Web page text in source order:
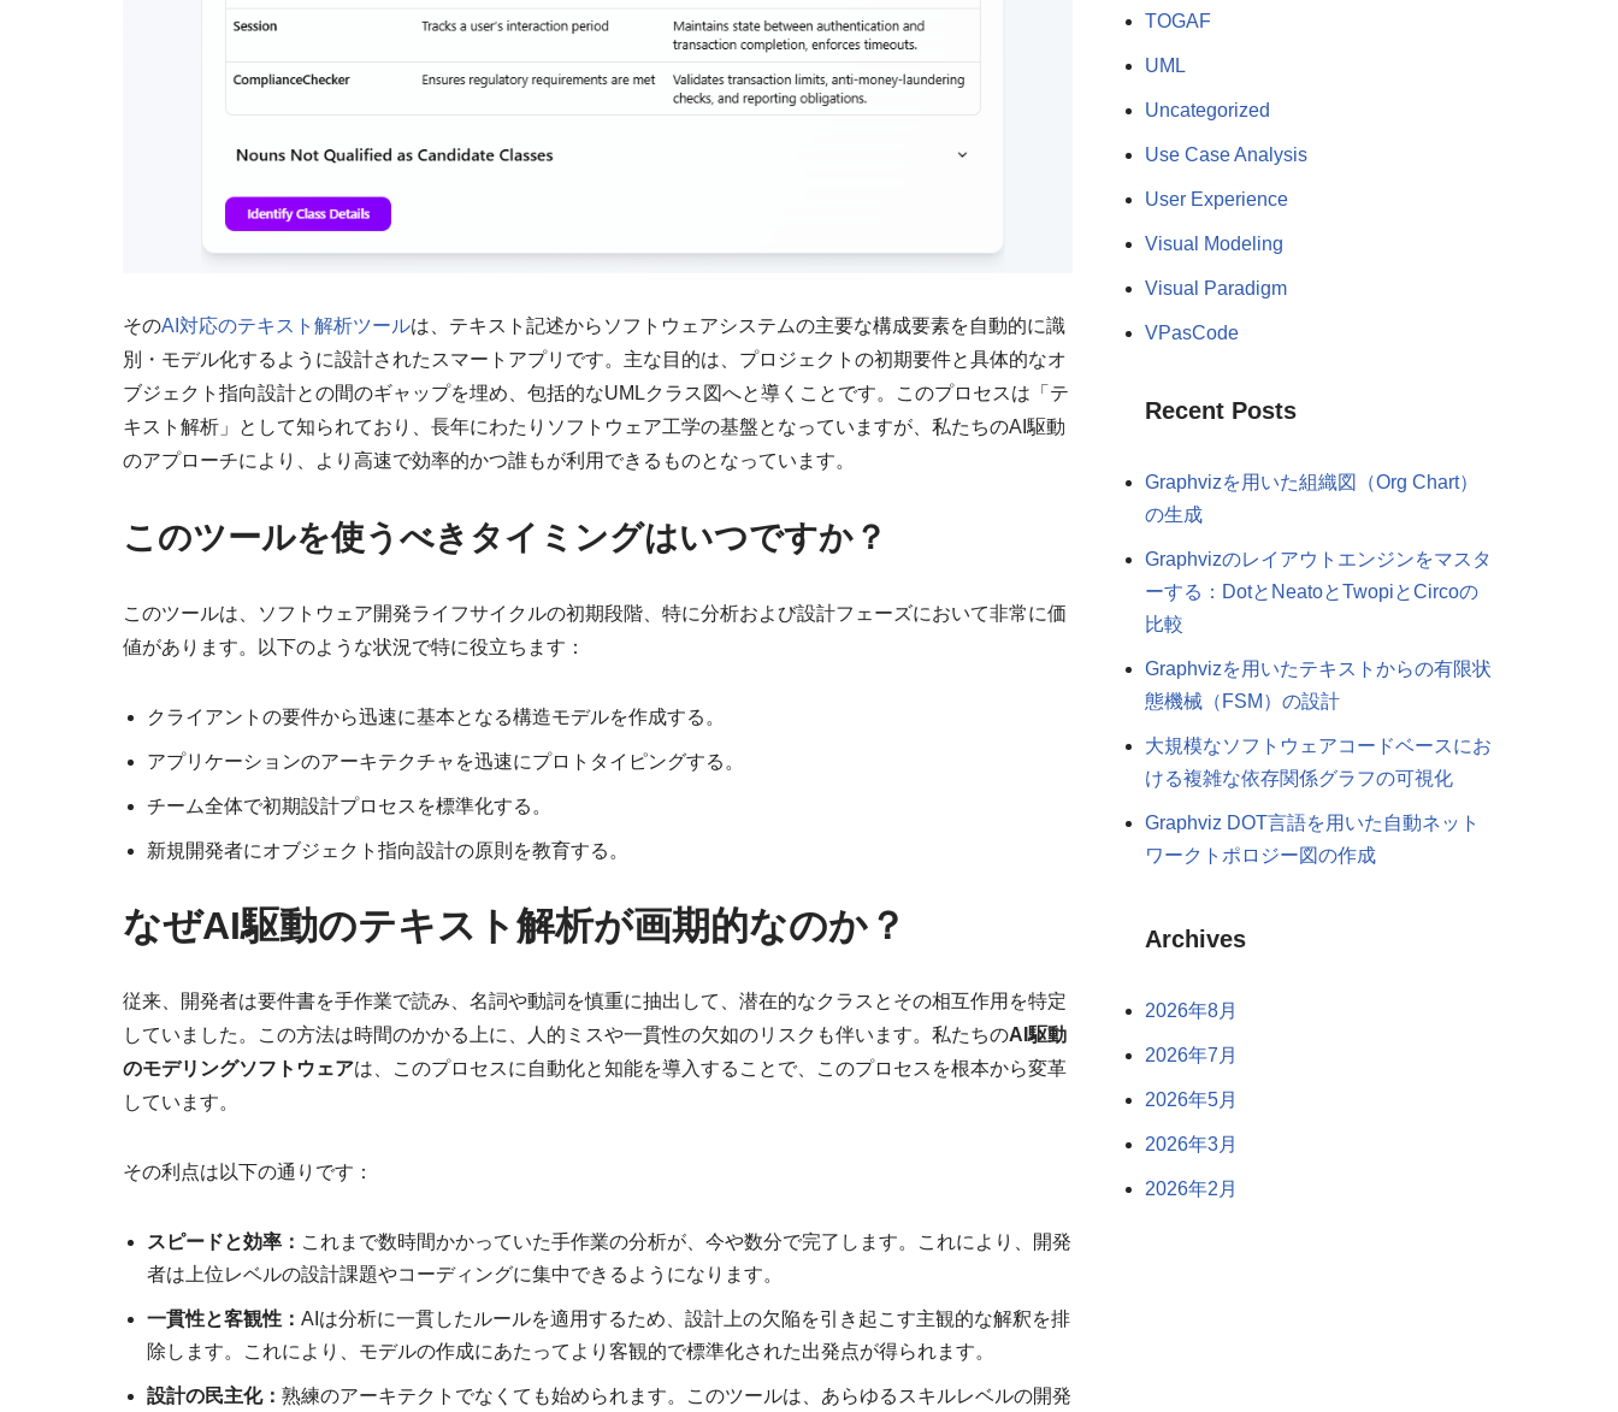
そのAI対応のテキスト解析ツールは、テキスト記述からソフトウェアシステムの主要な構成要素を自動的に識
別・モデル化するように設計されたスマートアプリです。主な目的は、プロジェクトの初期要件と具体的なオ
ブジェクト指向設計との間のギャップを埋め、包括的なUMLクラス図へと導くことです。このプロセスは「テ
キスト解析」として知られており、長年にわたりソフトウェア工学の基盤となっていますが、私たちのAI駆動
のアプローチにより、より高速で効率的かつ誰もが利用できるものとなっています。
このツールを使うべきタイミングはいつですか？
このツールは、ソフトウェア開発ライフサイクルの初期段階、特に分析および設計フェーズにおいて非常に価
値があります。以下のような状況で特に役立ちます：
クライアントの要件から迅速に基本となる構造モデルを作成する。
アプリケーションのアーキテクチャを迅速にプロトタイピングする。
チーム全体で初期設計プロセスを標準化する。
新規開発者にオブジェクト指向設計の原則を教育する。
なぜAI駆動のテキスト解析が画期的なのか？
従来、開発者は要件書を手作業で読み、名詞や動詞を慎重に抽出して、潜在的なクラスとその相互作用を特定
していました。この方法は時間のかかる上に、人的ミスや一貫性の欠如のリスクも伴います。私たちのAI駆動
のモデリングソフトウェアは、このプロセスに自動化と知能を導入することで、このプロセスを根本から変革
しています。
その利点は以下の通りです：
スピードと効率： これまで数時間かかっていた手作業の分析が、今や数分で完了します。これにより、開発
者は上位レベルの設計課題やコーディングに集中できるようになります。
一貫性と客観性： AIは分析に一貫したルールを適用するため、設計上の欠陥を引き起こす主観的な解釈を排
除します。これにより、モデルの作成にあたってより客観的で標準化された出発点が得られます。
設計の民主化： 熟練のアーキテクトでなくても始められます。このツールは、あらゆるスキルレベルの開発
TOGAF
UML
Uncategorized
Use Case Analysis
User Experience
Visual Modeling
Visual Paradigm
VPasCode
Recent Posts
Graphvizを用いた組織図（Org Chart）
の生成
Graphvizのレイアウトエンジンをマスタ
ーする：DotとNeatoとTwopiとCircoの
比較
Graphvizを用いたテキストからの有限状
態機械（FSM）の設計
大規模なソフトウェアコードベースにお
ける複雑な依存関係グラフの可視化
Graphviz DOT言語を用いた自動ネット
ワークトポロジー図の作成
Archives
2026年8月
2026年7月
2026年5月
2026年3月
2026年2月